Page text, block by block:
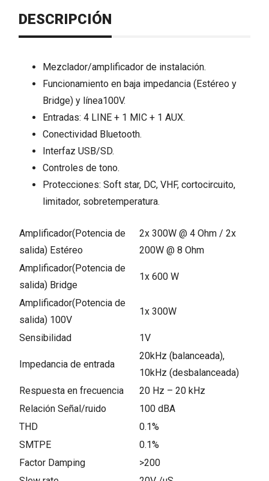
DESCRIPCIÓN
Mezclador/amplificador de instalación.
Funcionamiento en baja impedancia (Estéreo y
Bridge) y línea100V.
Entradas: 4 LINE + 1 MIC + 1 AUX.
Conectividad Bluetooth.
Interfaz USB/SD.
Controles de tono.
Protecciones: Soft star, DC, VHF, cortocircuito,
limitador, sobretemperatura.
Amplificador(Potencia de
salida) Estéreo
2x 300W @ 4 Ohm / 2x
200W @ 8 Ohm
Amplificador(Potencia de
salida) Bridge
1x 600 W
Amplificador(Potencia de
salida) 100V
1x 300W
Sensibilidad 1V
Impedancia de entrada
20kHz (balanceada),
10kHz (desbalanceada)
Respuesta en frecuencia
20 Hz – 20 kHz
Relación Señal/ruido
100 dBA
THD
0.1%
SMTPE
0.1%
Factor Damping
>200